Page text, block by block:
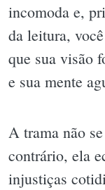
incomoda e,
da leitura,
que sua visão
e sua mente
A trama não
contrário, ela
injustiças